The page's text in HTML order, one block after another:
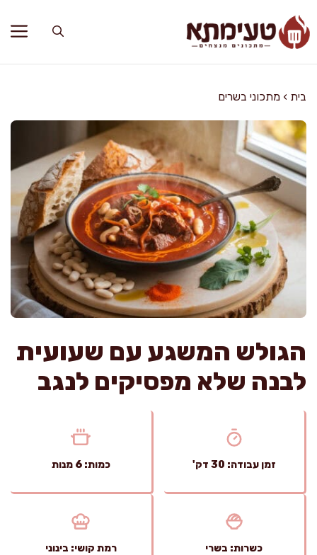
לתוכן
בית › מתכוני בשרים
הגולש המשגע עם שעועית
לבנה שלא מפסיקים לנגב
זמן עבודה: 30 דק' כמות: 6 מנות
כשרות: בשרי רמת קושי: בינוני